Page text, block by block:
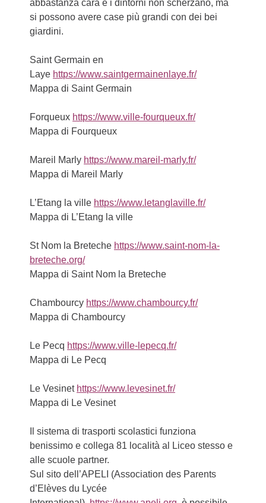
abbastanza cara e i dintorni non scherzano, ma
si possono avere case più grandi con dei bei
giardini.
Saint Germain en
Laye https://www.saintgermainenlaye.fr/
Mappa di Saint Germain
Forqueux https://www.ville-fourqueux.fr/
Mappa di Fourqueux
Mareil Marly https://www.mareil-marly.fr/
Mappa di Mareil Marly
L’Etang la ville https://www.letanglaville.fr/
Mappa di L’Etang la ville
St Nom la Breteche https://www.saint-nom-la-
breteche.org/
Mappa di Saint Nom la Breteche
Chambourcy https://www.chambourcy.fr/
Mappa di Chambourcy
Le Pecq https://www.ville-lepecq.fr/
Mappa di Le Pecq
Le Vesinet https://www.levesinet.fr/
Mappa di Le Vesinet
Il sistema di trasporti scolastici funziona
benissimo e collega 81 località al Liceo stesso e
alle scuole partner.
Sul sito dell’APELI (Association des Parents
d’Elèves du Lycée